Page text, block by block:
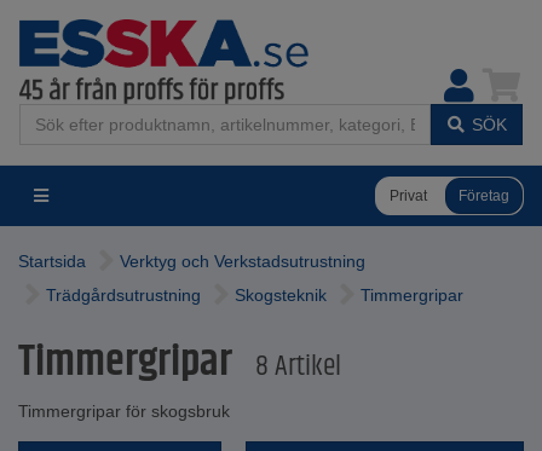
SÖK
Privat Företag
Startsida
Verktyg och Verkstadsutrustning
Trädgårdsutrustning
Skogsteknik Timmergripar
Timmergripar 8 Artikel
Timmergripar för skogsbruk